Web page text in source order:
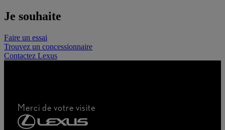
Je souhaite
Faire un essai
Trouvez un concessionnaire
Contactez Lexus
Merci de votre visite